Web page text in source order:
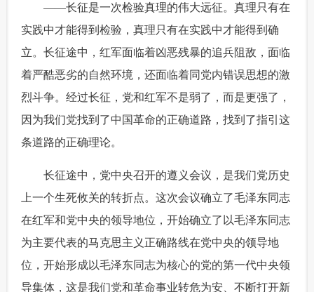
——长征是一次检验真理的伟大远征。真理只有在
实践中才能得到检验，真理只有在实践中才能得到确
立。长征途中，红军面临着凶恶残暴的追兵阻敌，面临
着严酷恶劣的自然环境，还面临着同党内错误思想的激
烈斗争。经过长征，党和红军不是弱了，而是更强了，
因为我们党找到了中国革命的正确道路，找到了指引这
条道路的正确理论。
长征途中，党中央召开的遵义会议，是我们党历史
上一个生死攸关的转折点。这次会议确立了毛泽东同志
在红军和党中央的领导地位，开始确立了以毛泽东同志
为主要代表的马克思主义正确路线在党中央的领导地
位，开始形成以毛泽东同志为核心的党的第一代中央领
导集体，这是我们党和革命事业转危为安、不断打开新